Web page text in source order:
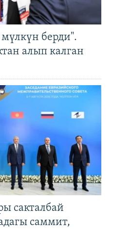
берди".
алып калган
сакталбай
саммит,